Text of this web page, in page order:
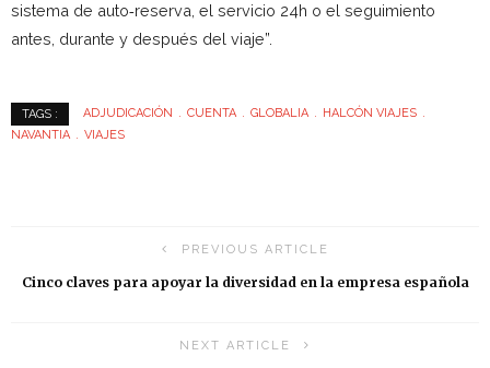
sistema de auto‐reserva, el servicio 24h o el seguimiento
antes, durante y después del viaje”.
TAGS : ADJUDICACIÓN CUENTA GLOBALIA
HALCÓN VIAJES
NAVANTIA
VIAJES
PREVIOUS ARTICLE
Cinco claves para apoyar la diversidad en la empresa española
NEXT ARTICLE